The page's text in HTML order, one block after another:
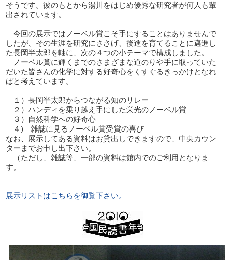
そうです。彼のもとから湯川をはじめ優秀な研究者が何人も輩
出されています。
今回の展示ではノーベル賞こそ手にすることはありませんで
したが、その生涯を研究にささげ、後進を育てることに邁進し
た長岡半太郎を軸に、次の４つの小テーマで構成しました。
ノーベル賞に輝くまでのさまざまな道のりや手に取っていた
だいた皆さんの化学に対する好奇心をくすぐるきっかけとなれ
ばと考えています。
１）長岡半太郎からつながる知のリレー
２）ハンディを乗り越え手にした栄光のノーベル賞
３）自然科学への好奇心
４) 雑誌に見るノーベル賞受賞の喜び
なお、展示してある資料はお貸出しできますので、中央カウン
ターまでお申し出下さい。
（ただし、雑誌等、一部の資料は館内でのご利用となりま
す。
展示リストはこちらを御覧下さい。